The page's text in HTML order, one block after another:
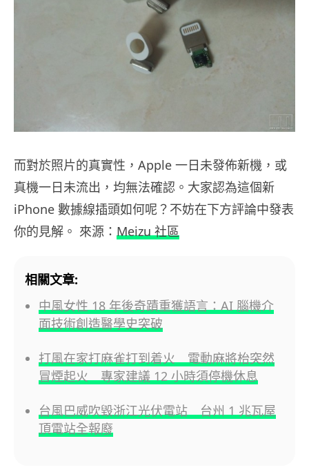
而對於照片的真實性，Apple 一日未發佈新機，或
真機一日未流出，均無法確認。大家認為這個新
iPhone 數據線插頭如何呢？不妨在下方評論中發表
你的見解。 來源： Meizu 社區
相關文章:
中風女性 18 年後奇蹟重獲語言：AI 腦機介
面技術創造醫學史突破
打風在家打麻雀打到着火 電動麻將枱突然
冒煙起火 專家建議 12 小時須停機休息
台風巴威吹毀浙江光伏電站 台州 1 兆瓦屋
頂電站全報廢